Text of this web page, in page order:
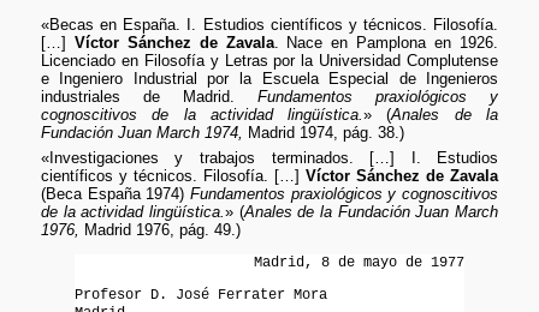
«Becas en España. I. Estudios científicos y técnicos. Filosofía.
[…] Víctor Sánchez de Zavala. Nace en Pamplona en 1926.
Licenciado en Filosofía y Letras por la Universidad Complutense
e Ingeniero Industrial por la Escuela Especial de Ingenieros
industriales de Madrid.Fundamentos praxiológicos y
cognoscitivos de la actividad lingüística.» (Anales de la
Fundación Juan March 1974,
Madrid 1974, pág. 38.)
«Investigaciones y trabajos terminados. […] I. Estudios
científicos y técnicos. Filosofía. […]Víctor Sánchez de Zavala
(Beca España 1974) Fundamentos praxiológicos y cognoscitivos
de la actividad lingüística.» (Anales de la Fundación Juan March
1976, Madrid 1976, pág. 49.)
Madrid, 8 de mayo de 1977
Profesor D. José Ferrater Mora